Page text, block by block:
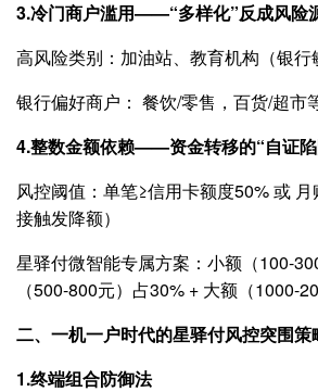
3.冷门商户滥用——“多样化”反成风险
高风险类别：加油站、教育机构（银行
银行偏好商户： 餐饮/零售，百货/超市
4.整数金额依赖——资金转移的“自证
风控阈值：单笔≥信用卡额度50% 或
接触发降额）
星驿付微智能专属方案：小额（100-
（500-800元）占30% + 大额（1000-
二、一机一户时代的星驿付风控突围策
1.终端组合防御法